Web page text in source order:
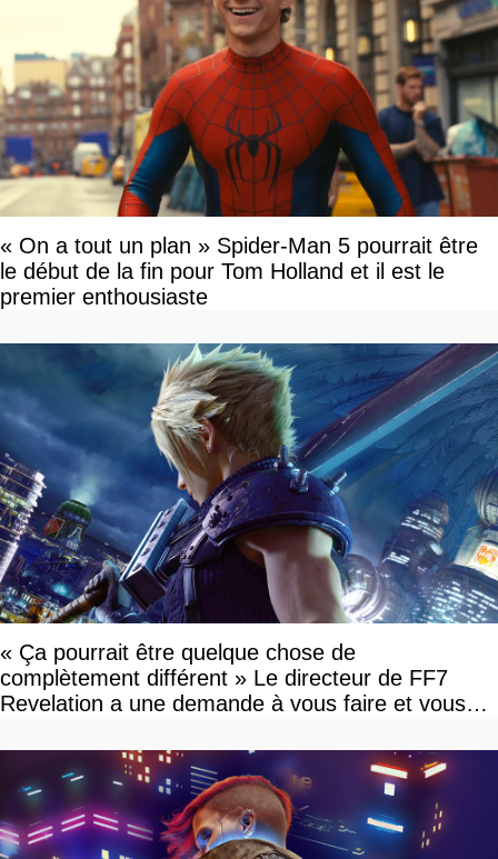
« On a tout un plan » Spider-Man 5 pourrait être
le début de la fin pour Tom Holland et il est le
premier enthousiaste
« Ça pourrait être quelque chose de
complètement différent » Le directeur de FF7
Revelation a une demande à vous faire et vous